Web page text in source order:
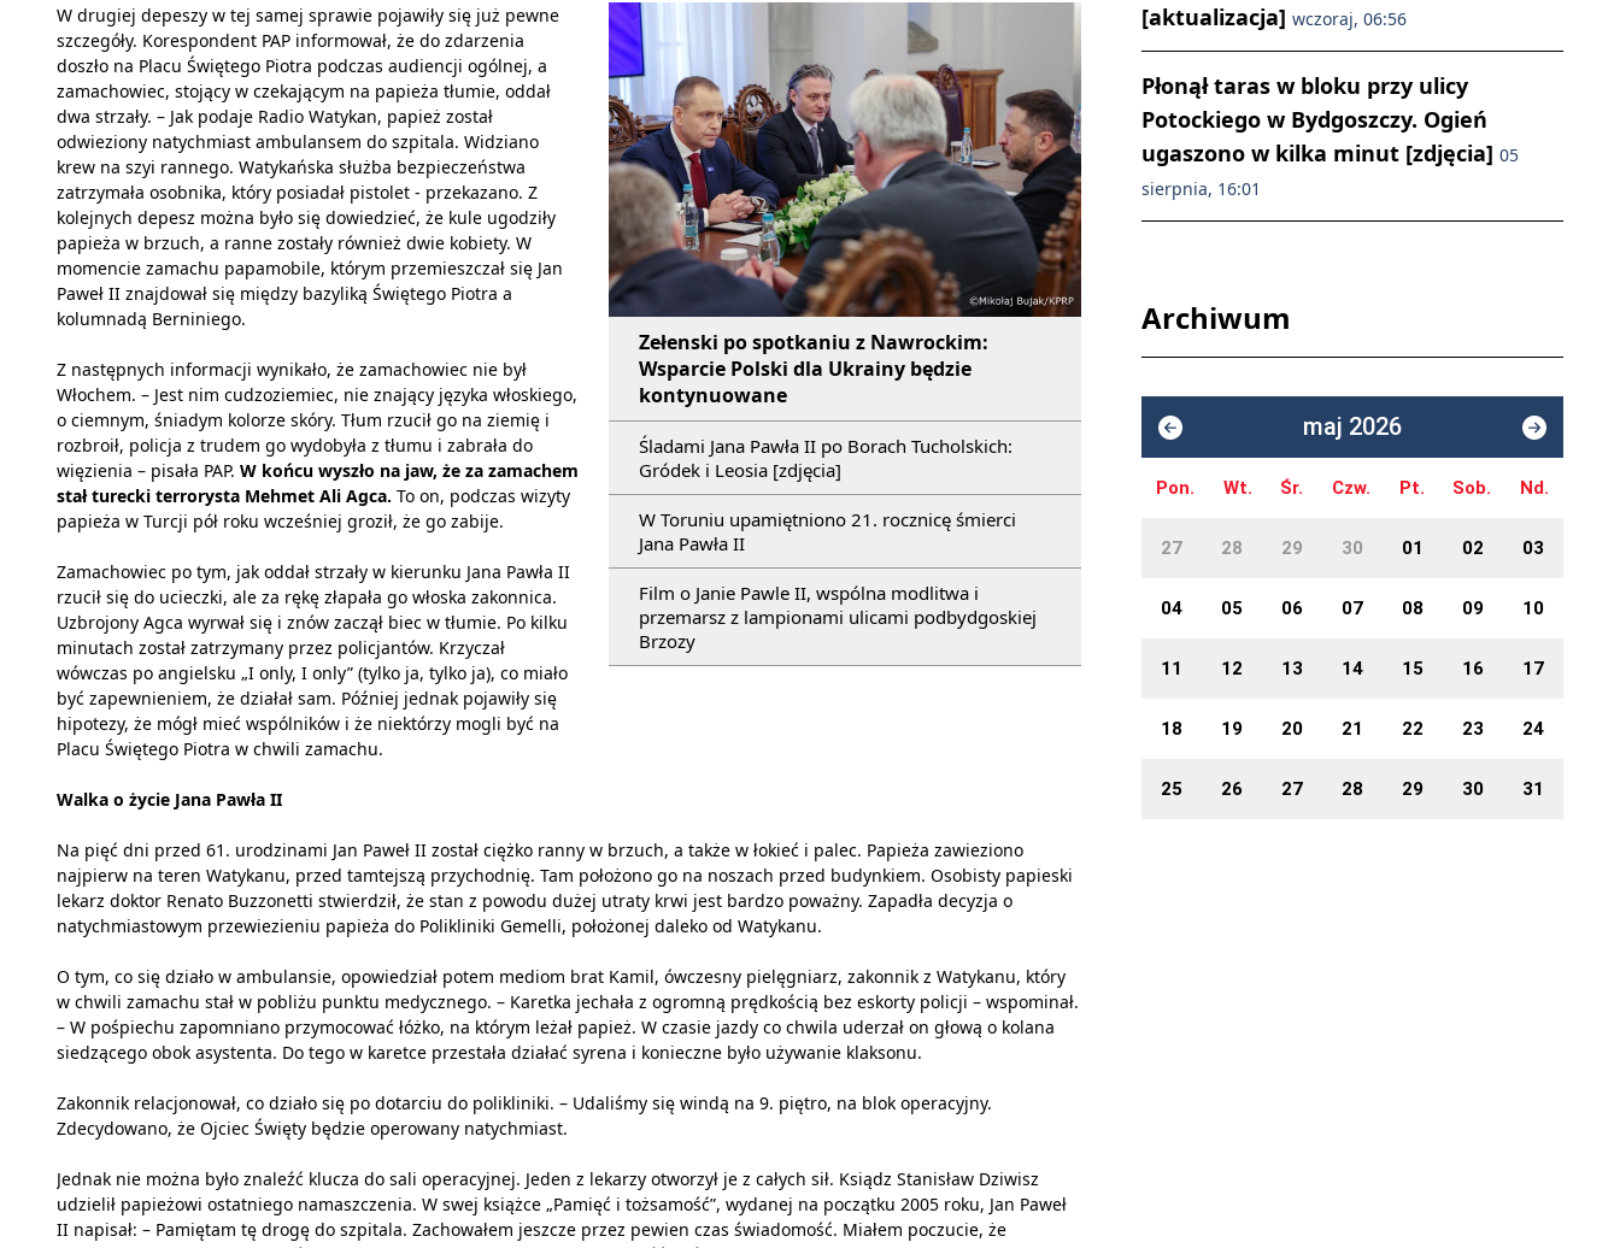
Zełenski po spotkaniu z Nawrockim:
Wsparcie Polski dla Ukrainy będzie
kontynuowane
Śladami Jana Pawła II po Borach Tucholskich:
Gródek i Leosia [zdjęcia]
W Toruniu upamiętniono 21. rocznicę śmierci
Jana Pawła II
Film o Janie Pawle II, wspólna modlitwa i
przemarsz z lampionami ulicami podbydgoskiej
Brzozy
W drugiej depeszy w tej samej sprawie pojawiły się już pewne
szczegóły. Korespondent PAP informował, że do zdarzenia
doszło na Placu Świętego Piotra podczas audiencji ogólnej, a
zamachowiec, stojący w czekającym na papieża tłumie, oddał
dwa strzały. – Jak podaje Radio Watykan, papież został
odwieziony natychmiast ambulansem do szpitala. Widziano
krew na szyi rannego. Watykańska służba bezpieczeństwa
zatrzymała osobnika, który posiadał pistolet - przekazano. Z
kolejnych depesz można było się dowiedzieć, że kule ugodziły
papieża w brzuch, a ranne zostały również dwie kobiety. W
momencie zamachu papamobile, którym przemieszczał się Jan
Paweł II znajdował się między bazyliką Świętego Piotra a
kolumnadą Berniniego.
Z następnych informacji wynikało, że zamachowiec nie był
Włochem. – Jest nim cudzoziemiec, nie znający języka włoskiego,
o ciemnym, śniadym kolorze skóry. Tłum rzucił go na ziemię i
rozbroił, policja z trudem go wydobyła z tłumu i zabrała do
więzienia – pisała PAP. W końcu wyszło na jaw, że za zamachem
stał turecki terrorysta Mehmet Ali Agca. To on, podczas wizyty
papieża w Turcji pół roku wcześniej groził, że go zabije.
Zamachowiec po tym, jak oddał strzały w kierunku Jana Pawła II
rzucił się do ucieczki, ale za rękę złapała go włoska zakonnica.
Uzbrojony Agca wyrwał się i znów zaczął biec w tłumie. Po kilku
minutach został zatrzymany przez policjantów. Krzyczał
wówczas po angielsku „I only, I only” (tylko ja, tylko ja), co miało
być zapewnieniem, że działał sam. Później jednak pojawiły się
hipotezy, że mógł mieć wspólników i że niektórzy mogli być na
Placu Świętego Piotra w chwili zamachu.
Walka o życie Jana Pawła II
Na pięć dni przed 61. urodzinami Jan Paweł II został ciężko ranny w brzuch, a także w łokieć i palec. Papieża zawieziono
najpierw na teren Watykanu, przed tamtejszą przychodnię. Tam położono go na noszach przed budynkiem. Osobisty papieski
lekarz doktor Renato Buzzonetti stwierdził, że stan z powodu dużej utraty krwi jest bardzo poważny. Zapadła decyzja o
natychmiastowym przewiezieniu papieża do Polikliniki Gemelli, położonej daleko od Watykanu.
O tym, co się działo w ambulansie, opowiedział potem mediom brat Kamil, ówczesny pielęgniarz, zakonnik z Watykanu, który
w chwili zamachu stał w pobliżu punktu medycznego. – Karetka jechała z ogromną prędkością bez eskorty policji – wspominał.
– W pośpiechu zapomniano przymocować łóżko, na którym leżał papież. W czasie jazdy co chwila uderzał on głową o kolana
siedzącego obok asystenta. Do tego w karetce przestała działać syrena i konieczne było używanie klaksonu.
Zakonnik relacjonował, co działo się po dotarciu do polikliniki. – Udaliśmy się windą na 9. piętro, na blok operacyjny.
Zdecydowano, że Ojciec Święty będzie operowany natychmiast.
Jednak nie można było znaleźć klucza do sali operacyjnej. Jeden z lekarzy otworzył je z całych sił. Ksiądz Stanisław Dziwisz
udzielił papieżowi ostatniego namaszczenia. W swej książce „Pamięć i tożsamość”, wydanej na początku 2005 roku, Jan Paweł
II napisał: – Pamiętam tę drogę do szpitala. Zachowałem jeszcze przez pewien czas świadomość. Miałem poczucie, że
[aktualizacja] wczoraj, 06:56
Płonął taras w bloku przy ulicy
Potockiego w Bydgoszczy. Ogień
ugaszono w kilka minut [zdjęcia] 05
sierpnia, 16:01
Archiwum
maj 2026
Pon. Wt. Śr. Czw. Pt. Sob. Nd.
27 28 29 30 01 02 03
04 05 06 07 08 09 10
11 12 13 14 15 16 17
18 19 20 21 22 23 24
25 26 27 28 29 30 31